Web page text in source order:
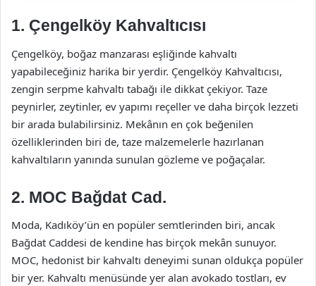
1. Çengelköy Kahvaltıcısı
Çengelköy, boğaz manzarası eşliğinde kahvaltı
yapabileceğiniz harika bir yerdir. Çengelköy Kahvaltıcısı,
zengin serpme kahvaltı tabağı ile dikkat çekiyor. Taze
peynirler, zeytinler, ev yapımı reçeller ve daha birçok lezzeti
bir arada bulabilirsiniz. Mekânın en çok beğenilen
özelliklerinden biri de, taze malzemelerle hazırlanan
kahvaltıların yanında sunulan gözleme ve poğaçalar.
2. MOC Bağdat Cad.
Moda, Kadıköy’ün en popüler semtlerinden biri, ancak
Bağdat Caddesi de kendine has birçok mekân sunuyor.
MOC, hedonist bir kahvaltı deneyimi sunan oldukça popüler
bir yer. Kahvaltı menüsünde yer alan avokado tostları, ev